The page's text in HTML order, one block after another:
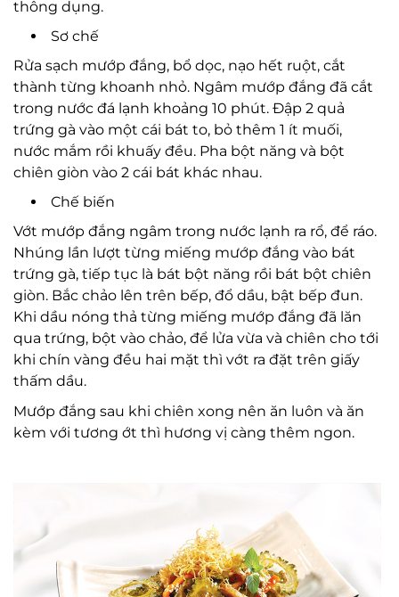
thông dụng.
Sơ chế
Rửa sạch mướp đắng, bổ dọc, nạo hết ruột, cắt
thành từng khoanh nhỏ. Ngâm mướp đắng đã cắt
trong nước đá lạnh khoảng 10 phút. Đập 2 quả
trứng gà vào một cái bát to, bỏ thêm 1 ít muối,
nước mắm rồi khuấy đều. Pha bột năng và bột
chiên giòn vào 2 cái bát khác nhau.
Chế biến
Vớt mướp đắng ngâm trong nước lạnh ra rổ, để ráo.
Nhúng lần lượt từng miếng mướp đắng vào bát
trứng gà, tiếp tục là bát bột năng rồi bát bột chiên
giòn. Bắc chảo lên trên bếp, đổ dầu, bật bếp đun.
Khi dầu nóng thả từng miếng mướp đắng đã lăn
qua trứng, bột vào chảo, để lửa vừa và chiên cho tới
khi chín vàng đều hai mặt thì vớt ra đặt trên giấy
thấm dầu.
Mướp đắng sau khi chiên xong nên ăn luôn và ăn
kèm với tương ớt thì hương vị càng thêm ngon.